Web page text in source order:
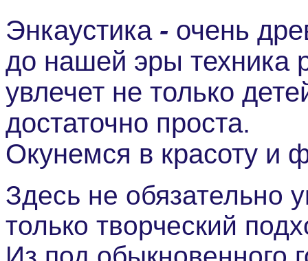
Энкаустика - очень
до нашей эры техника
увлечет не только
достаточно проста.
Окунемся в красоту и
Здесь не обязательно
только творческий